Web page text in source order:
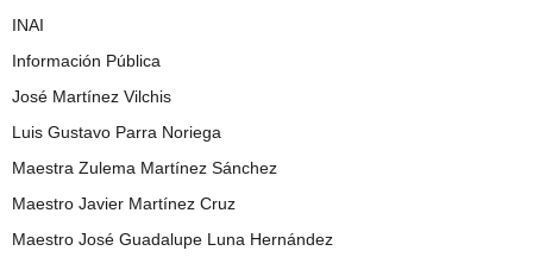
INAI
Información Pública
José Martínez Vilchis
Luis Gustavo Parra Noriega
Maestra Zulema Martínez Sánchez
Maestro Javier Martínez Cruz
Maestro José Guadalupe Luna Hernández